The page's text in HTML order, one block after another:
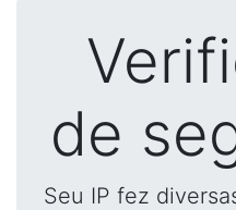
de
Seu IP fez